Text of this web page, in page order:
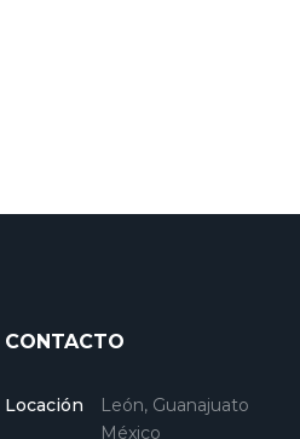
CONTACTO
Locación
León, Guanajuato
México